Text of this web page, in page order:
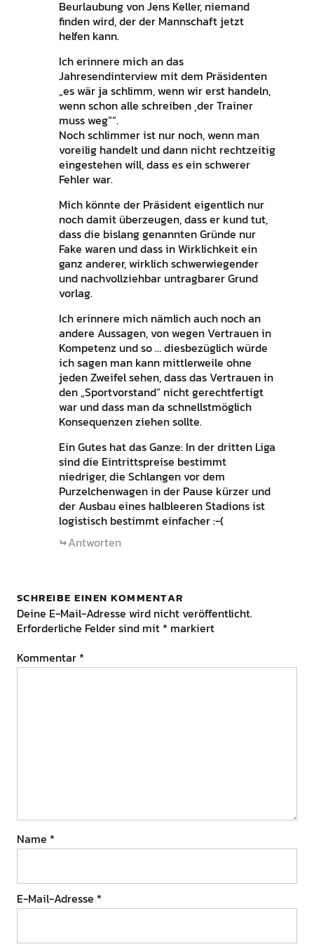
Beurlaubung von Jens Keller, niemand
finden wird, der der Mannschaft jetzt
helfen kann.
Ich erinnere mich an das
Jahresendinterview mit dem Präsidenten
„es wär ja schlimm, wenn wir erst handeln,
wenn schon alle schreiben ‚der Trainer
muss weg““.
Noch schlimmer ist nur noch, wenn man
voreilig handelt und dann nicht rechtzeitig
eingestehen will, dass es ein schwerer
Fehler war.
Mich könnte der Präsident eigentlich nur
noch damit überzeugen, dass er kund tut,
dass die bislang genannten Gründe nur
Fake waren und dass in Wirklichkeit ein
ganz anderer, wirklich schwerwiegender
und nachvollziehbar untragbarer Grund
vorlag.
Ich erinnere mich nämlich auch noch an
andere Aussagen, von wegen Vertrauen in
Kompetenz und so … diesbezüglich würde
ich sagen man kann mittlerweile ohne
jeden Zweifel sehen, dass das Vertrauen in
den „Sportvorstand“ nicht gerechtfertigt
war und dass man da schnellstmöglich
Konsequenzen ziehen sollte.
Ein Gutes hat das Ganze: In der dritten Liga
sind die Eintrittspreise bestimmt
niedriger, die Schlangen vor dem
Purzelchenwagen in der Pause kürzer und
der Ausbau eines halbleeren Stadions ist
logistisch bestimmt einfacher :-(
Antworten
SCHREIBE EINEN KOMMENTAR
Deine E-Mail-Adresse wird nicht veröffentlicht.
Erforderliche Felder sind mit * markiert
Kommentar *
Name *
E-Mail-Adresse *